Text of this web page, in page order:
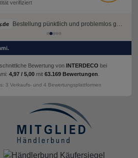
verifiziert
Bestellung pünktlich und problemlos geliefert
Bewertung von INTERDECO bei
4,97 / 5,00 mit 63.169 Bewertungen
3 Verkaufs- und 4 Bewertungsplattformen